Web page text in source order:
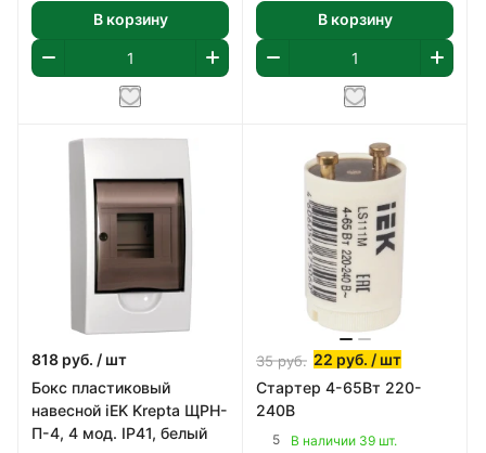
В корзину В корзину
818 руб. / шт
Бокс пластиковый
навесной iEK Krepta ЩРН-
П-4, 4 мод. IP41, белый
35руб. 22 руб. / шт
Стартер 4-65Вт 220-
240В
5 В наличии 39 шт.